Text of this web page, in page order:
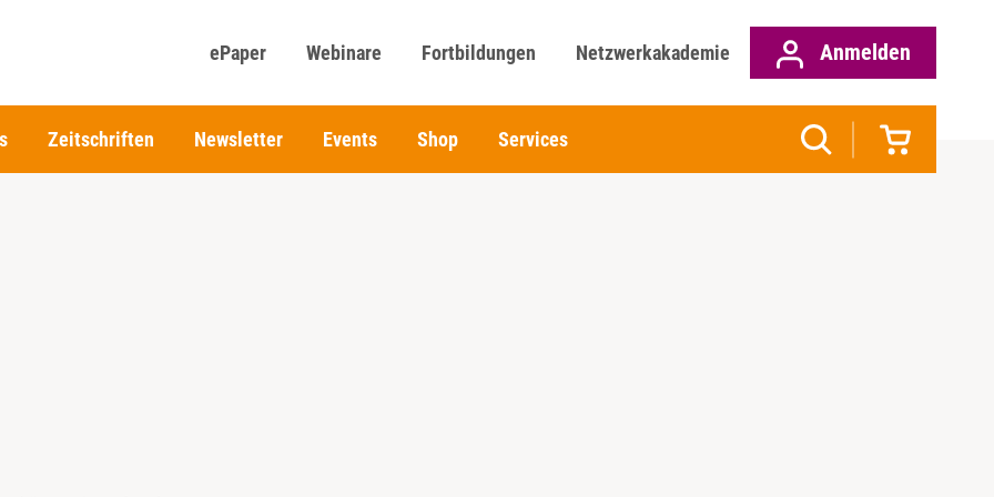
ePaper Webinare Fortbildungen Netzwerkakademie Anmelden
Zeitschriften Newsletter Events Shop Services